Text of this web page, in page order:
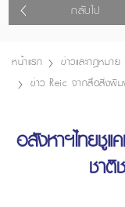
กลับไป
หน้าแรก ข่าวและกฎหมา
ข่าว Reic จากสื่อสิ่งพิ
อสังหาฯไทยชู
ชา